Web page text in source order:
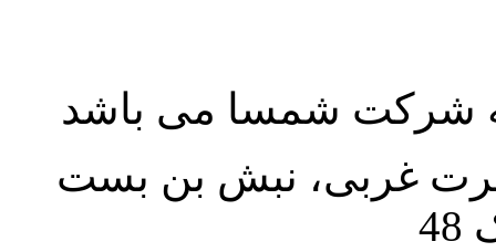
شرکت شمسا می باشد
غربی، نبش بن بست